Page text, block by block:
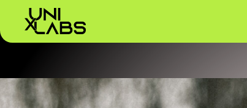
оптимизация */ @media (max-width: 480px) { .GL10N {